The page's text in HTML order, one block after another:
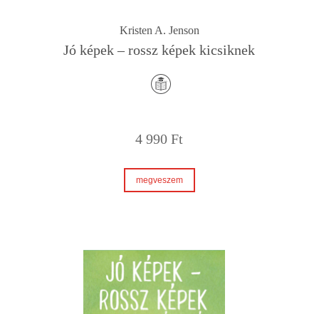
Kristen A. Jenson
Jó képek – rossz képek kicsiknek
4 990Ft
megveszem